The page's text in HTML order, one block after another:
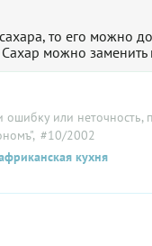
то его можно
Сахар можно
ошибку или неточность,
, #10/2002
кухня